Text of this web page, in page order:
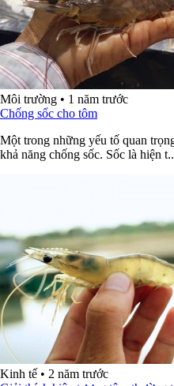
Môi trường • 1 năm trước
Chống sốc cho tôm
Một trong những yếu tố quan
khả năng chống sốc. Sốc là hiện
Kinh tế • 2 năm trước